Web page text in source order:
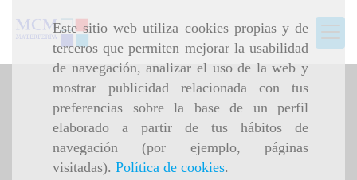
Este sitio web utiliza cookies propias y de
terceros que permiten mejorar la usabilidad
de navegación, analizar el uso de la web y
mostrar publicidad relacionada con tus
preferencias sobre la base de un perfil
elaborado a partir de tus hábitos de
navegación (por ejemplo, páginas
visitadas). Política de cookies.